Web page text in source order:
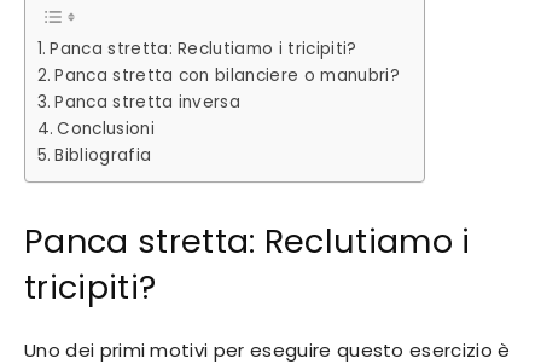
Panca stretta: Reclutiamo i tricipiti?
Panca stretta con bilanciere o manubri?
Panca stretta inversa
Conclusioni
Bibliografia
Panca stretta: Reclutiamo i
tricipiti?
Uno dei primi motivi per eseguire questo esercizio è